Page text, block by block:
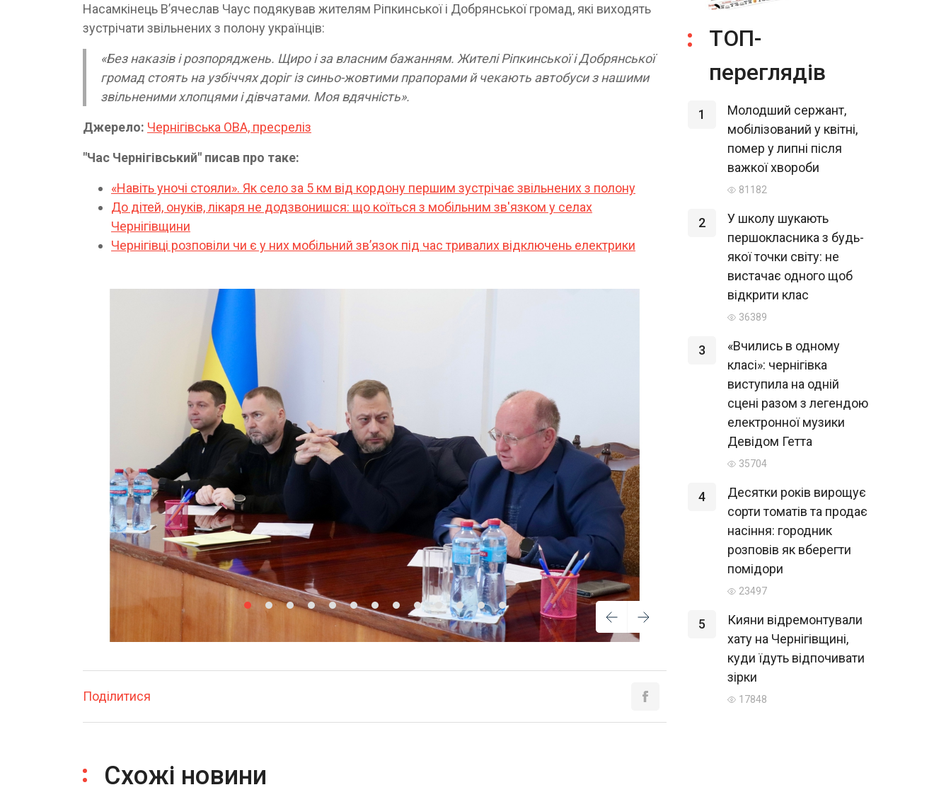
Насамкінець В’ячеслав Чаус подякував жителям Ріпкинської і Добрянської громад, які виходять
зустрічати звільнених з полону українців:
«Без наказів і розпоряджень. Щиро і за власним бажанням. Жителі Ріпкинської і Добрянської
громад стоять на узбіччях доріг із синьо-жовтими прапорами й чекають автобуси з нашими
звільненими хлопцями і дівчатами. Моя вдячність».
Джерело: Чернігівська ОВА, пресреліз
"Час Чернігівський" писав про таке:
«Навіть уночі стояли». Як село за 5 км від кордону першим зустрічає звільнених з полону
До дітей, онуків, лікаря не додзвонишся: що коїться з мобільним зв'язком у селах
Чернігівщини
Чернігівці розповіли чи є у них мобільний звʼязок під час тривалих відключень електрики
Поділитися
Схожі новини
ТОП-
переглядів
1
Молодший сержант,
мобілізований у квітні,
помер у липні після
важкої хвороби
81182
2
У школу шукають
першокласника з будь-
якої точки світу: не
вистачає одного щоб
відкрити клас
36389
3
«Вчились в одному
класі»: чернігівка
виступила на одній
сцені разом з легендою
електронної музики
Девідом Гетта
35704
4
Десятки років вирощує
сорти томатів та продає
насіння: городник
розповів як вберегти
помідори
23497
5
Кияни відремонтували
хату на Чернігівщині,
куди їдуть відпочивати
зірки
17848